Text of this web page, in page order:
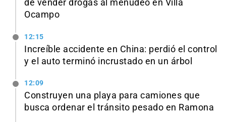
de vender drogas al menudeo en Villa
Ocampo
12:15
Increíble accidente en China: perdió el control
y el auto terminó incrustado en un árbol
12:09
Construyen una playa para camiones que
busca ordenar el tránsito pesado en Ramona